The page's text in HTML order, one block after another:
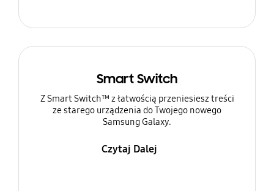
Smart Switch
Z Smart Switch™ z łatwością przeniesiesz treści
ze starego urządzenia do Twojego nowego
Samsung Galaxy.
Czytaj Dalej